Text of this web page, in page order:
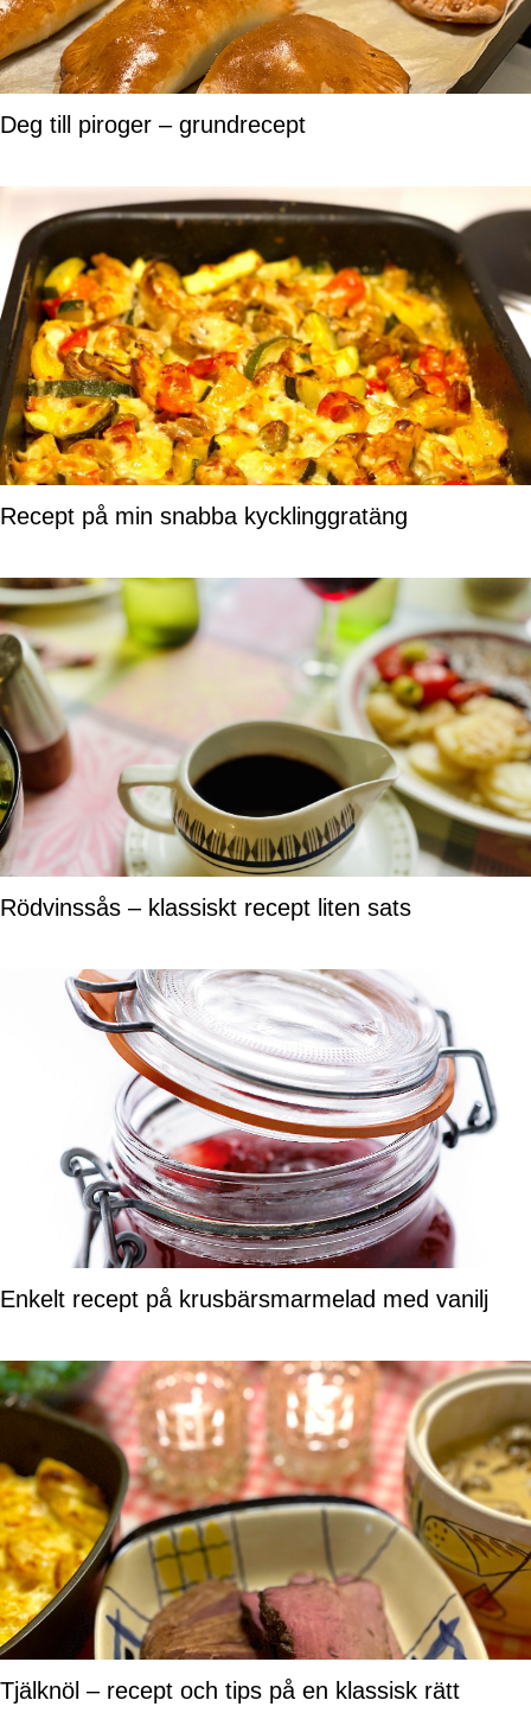
Deg till piroger – grundrecept
Recept på min snabba kycklinggratäng
Rödvinssås – klassiskt recept liten sats
Enkelt recept på krusbärsmarmelad med vanilj
Tjälknöl – recept och tips på en klassisk rätt